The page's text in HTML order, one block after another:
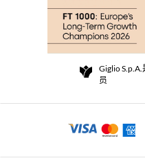
Community Store
Beauty Seekers VIP Club
退货与退款
For a safe shopping experience
Security Communication
Giglio
员